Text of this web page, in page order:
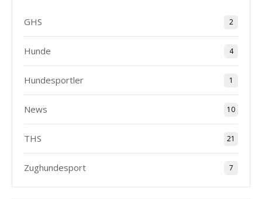
GHS 2
Hunde 4
Hundesportler 1
News 10
THS 21
Zughundesport 7